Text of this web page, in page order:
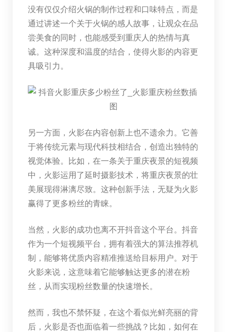
没有仅仅介绍火锅的制作过程和口味特点，而是
通过讲述一个关于火锅的感人故事，让观众在品
尝美食的同时，也能感受到重庆人的热情与真
诚。这种深度和温度的结合，使得火影的内容更
具吸引力。
另一方面，火影在内容创新上也不遗余力。它善
于将传统元素与现代科技相结合，创造出独特的
视觉体验。比如，在一条关于重庆夜景的短视频
中，火影运用了延时摄影技术，将重庆夜景的壮
美展现得淋漓尽致。这种创新手法，无疑为火影
赢得了更多粉丝的青睐。
当然，火影的成功也离不开抖音这个平台。抖音
作为一个短视频平台，拥有着强大的算法推荐机
制，能够将优质内容精准推送给目标用户。对于
火影来说，这意味着它能够触达更多的潜在粉
丝，从而实现粉丝数量的快速增长。
然而，我也不禁怀疑，在这个看似光鲜亮丽的背
后，火影是否也面临着一些挑战？比如，如何在